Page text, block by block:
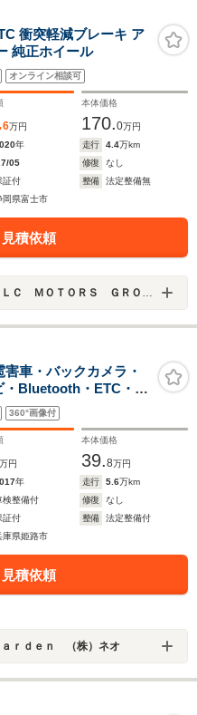
衝突軽減ブレーキ ア
イドリングストップ 障害物ソナー 純正ホイール
オンライン相談可
6万円
本体価格
170.0万円
年 走行 4.4万km
05 修復
なし
証付 整備
法定整備無
岡県富士市
積依頼
ＭＯＴＯＲＳ ＧＲＯＵＰ
車・バックカメラ・
Bluetooth・ETC・
シュスタート・ベンチ
360°画像付
万円
本体価格
39.8万円
年 走行 5.6万km
検整備付 修復
なし
証付 整備
法定整備付
庫県姫路市
積依頼
ｒｄｅｎ （株）ネオ